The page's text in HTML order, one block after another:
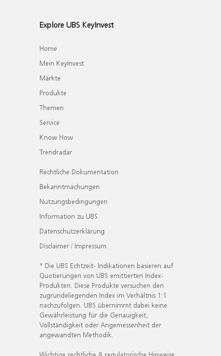
Explore UBS KeyInvest
Home
Mein KeyInvest
Märkte
Produkte
Themen
Service
Know How
Trendradar
Rechtliche Dokumentation
Bekanntmachungen
Nutzungsbedingungen
Information zu UBS
Datenschutzerklärung
Disclaimer / Impressum
* Die UBS Echtzeit- Indikationen basieren auf
Quotierungen von UBS emittierten Index-
Produkten. Diese Produkte versuchen den
zugrundeliegenden Index im Verhältnis 1:1
nachzufolgen. UBS übernimmt dabei keine
Gewährleistung für die Genauigkeit,
Vollständigkeit oder Angemessenheit der
angewandten Methodik.